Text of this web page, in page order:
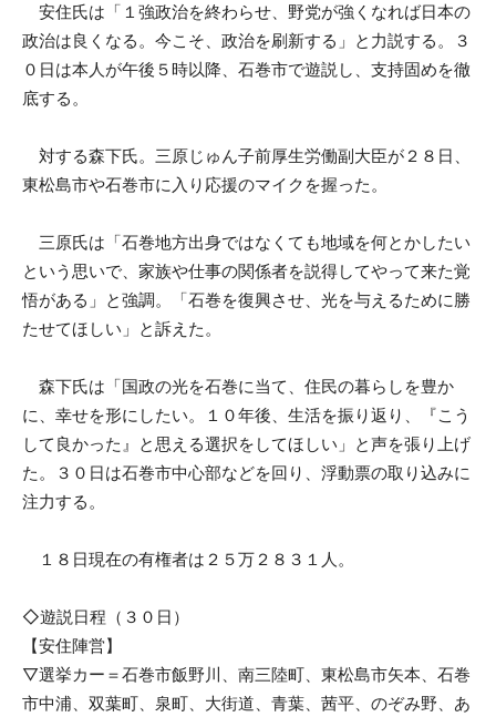
安住氏は「１強政治を終わらせ、野党が強くなれば日本の
政治は良くなる。今こそ、政治を刷新する」と力説する。３
０日は本人が午後５時以降、石巻市で遊説し、支持固めを徹
底する。
対する森下氏。三原じゅん子前厚生労働副大臣が２８日、
東松島市や石巻市に入り応援のマイクを握った。
三原氏は「石巻地方出身ではなくても地域を何とかしたい
という思いで、家族や仕事の関係者を説得してやって来た覚
悟がある」と強調。「石巻を復興させ、光を与えるために勝
たせてほしい」と訴えた。
森下氏は「国政の光を石巻に当て、住民の暮らしを豊か
に、幸せを形にしたい。１０年後、生活を振り返り、『こう
して良かった』と思える選択をしてほしい」と声を張り上げ
た。３０日は石巻市中心部などを回り、浮動票の取り込みに
注力する。
１８日現在の有権者は２５万２８３１人。
◇遊説日程（３０日）
【安住陣営】
▽選挙カー＝石巻市飯野川、南三陸町、東松島市矢本、石巻
市中浦、双葉町、泉町、大街道、青葉、茜平、のぞみ野、あ